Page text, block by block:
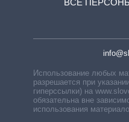
Использование любых
разрешается при
гиперссылки) на
обязательна вне
использования